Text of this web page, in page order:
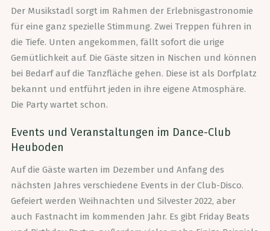
Der Musikstadl sorgt im Rahmen der Erlebnisgastronomie
für eine ganz spezielle Stimmung. Zwei Treppen führen in
die Tiefe. Unten angekommen, fällt sofort die urige
Gemütlichkeit auf. Die Gäste sitzen in Nischen und können
bei Bedarf auf die Tanzfläche gehen. Diese ist als Dorfplatz
bekannt und entführt jeden in ihre eigene Atmosphäre.
Die Party wartet schon.
Events und Veranstaltungen im Dance-Club
Heuboden
Auf die Gäste warten im Dezember und Anfang des
nächsten Jahres verschiedene Events in der Club-Disco.
Gefeiert werden Weihnachten und Silvester 2022, aber
auch Fastnacht im kommenden Jahr. Es gibt Friday Beats